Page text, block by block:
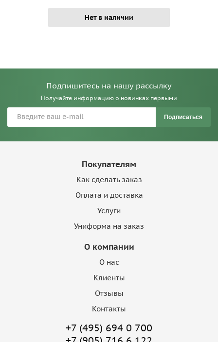
Нет в наличии
Подпишитесь на нашу рассылку
Получайте информацию о новинках первыми
Подписаться
Покупателям
Как сделать заказ
Оплата и доставка
Услуги
Униформа на заказ
О компании
О нас
Клиенты
Отзывы
Контакты
+7 (495) 694 0 700